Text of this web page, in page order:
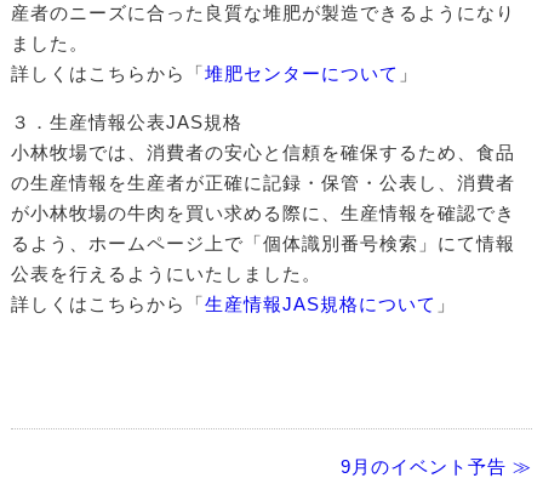
産者のニーズに合った良質な堆肥が製造できるようになり
ました。
詳しくはこちらから「堆肥センターについて 」
３．生産情報公表JAS規格
小林牧場では、消費者の安心と信頼を確保するため、食品
の生産情報を生産者が正確に記録・保管・公表し、消費者
が小林牧場の牛肉を買い求める際に、生産情報を確認でき
るよう、ホームページ上で「個体識別番号検索」にて情報
公表を行えるようにいたしました。
詳しくはこちらから「生産情報JAS規格について 」
9月のイベント予告 ≫